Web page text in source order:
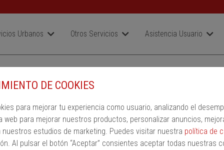
DE COOKIES
para mejorar tu experiencia como usuario, analizando el
web para mejorar nuestros productos, personalizar anuncios,
nuestros estudios de marketing. Puedes visitar nuestra política de
Al pulsar el botón “Aceptar” consientes aceptar todas nuestras
Urbanos Otros Servicios Asistencia Usuario